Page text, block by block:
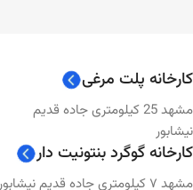
برند:
شرکت توزیع کننده + وارد
کننده:
کارخانه پلت مرغی
مشهد 25 کیلومتری جاده قدیم
نیشابور
کارخانه گوگرد بنتونیت دار
مشهد ۷ کیلومتری جاده قدیم نیشابور